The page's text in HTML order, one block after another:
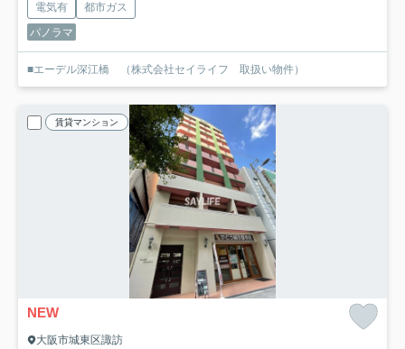
電気有
都市ガス
パノラマ
■エーデル深江橋 （株式会社セイライフ 取扱い物件）
賃貸マンション
NEW
大阪市城東区諏訪